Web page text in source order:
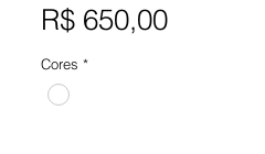
R$ 650,00Preço
Cores *